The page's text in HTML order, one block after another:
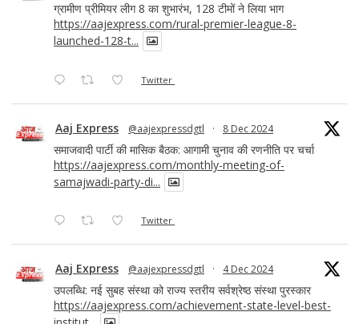
ग्रामीण प्रीमियर लीग 8 का शुभारंभ, 128 टीमों ने लिया भाग
https://aajexpress.com/rural-premier-league-8-
launched-128-t...
Twitter
Aaj Express @aajexpressdgtl · 8 Dec 2024
समाजवादी पार्टी की मासिक बैठक: आगामी चुनाव की रणनीति पर चर्चा
https://aajexpress.com/monthly-meeting-of-
samajwadi-party-di...
Twitter
Aaj Express @aajexpressdgtl · 4 Dec 2024
उपलब्धि: नई सुबह संस्था को राज्य स्तरीय सर्वश्रेष्ठ संस्था पुरस्कार
https://aajexpress.com/achievement-state-level-best-